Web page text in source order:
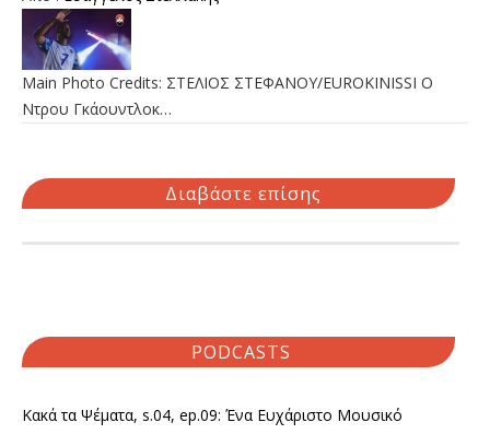
Main Photo Credits: ΣΤΕΛΙΟΣ ΣΤΕΦΑΝΟΥ/EUROKINISSI Ο
Ντρου Γκάουντλοκ…
Διαβάστε επίσης
PODCASTS
Κακά τα Ψέματα, s.04, ep.09: Ένα Ευχάριστο Μουσικό